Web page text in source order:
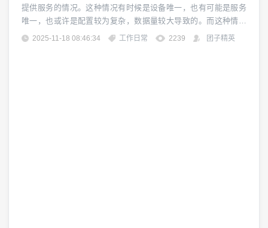
提供服务的情况。这种情况有时候是设备唯一，也有可能是服务
唯一，也或许是配置较为复杂，数据量较大导致的。而这种情况
下，如果遇到多个区域之间有隔离，那么就必须设置多网卡的形
2025-11-18 08:46:34 工作日常 2239 团子精英